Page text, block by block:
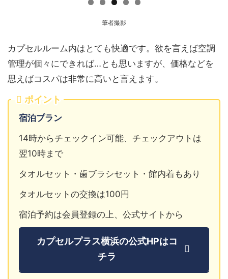
筆者撮影
カプセルルーム内はとても快適です。欲を言えば空調
管理が個々にできれば…とも思いますが、価格などを
思えばコスパは非常に高いと言えます。
ポイント
宿泊プラン
14時からチェックイン可能、チェックアウトは
翌10時まで
タオルセット・歯ブラシセット・館内着もあり
タオルセットの交換は100円
宿泊予約は会員登録の上、公式サイトから
カプセルプラス横浜の公式HPはコ
チラ